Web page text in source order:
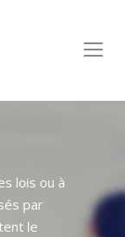
lois ou à
par
le